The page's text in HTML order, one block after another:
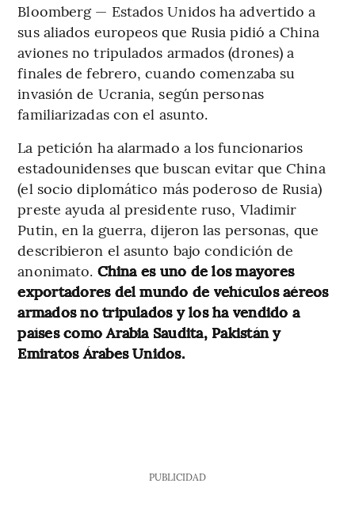
Bloomberg — Estados Unidos ha advertido a
sus aliados europeos que Rusia pidió a China
aviones no tripulados armados (drones) a
finales de febrero, cuando comenzaba su
invasión de Ucrania, según personas
familiarizadas con el asunto.
La petición ha alarmado a los funcionarios
estadounidenses que buscan evitar que China
(el socio diplomático más poderoso de Rusia)
preste ayuda al presidente ruso, Vladimir
Putin, en la guerra, dijeron las personas, que
describieron el asunto bajo condición de
anonimato. China es uno de los mayores
exportadores del mundo de vehículos aéreos
armados no tripulados y los ha vendido a
países como Arabia Saudita, Pakistán y
Emiratos Árabes Unidos.
PUBLICIDAD